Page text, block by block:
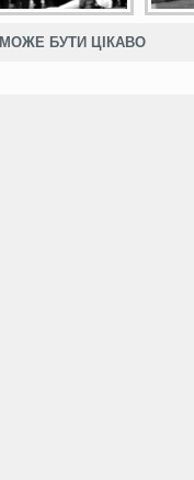
МОЖЕ БУТИ ЦІКАВО